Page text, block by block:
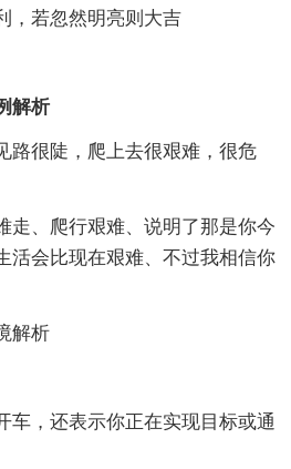
，若忽然明亮则大吉
解析
路很陡，爬上去很艰难，很危
走、爬行艰难、说明了那是你今
活会比现在艰难、不过我相信你
解析
车，还表示你正在实现目标或通